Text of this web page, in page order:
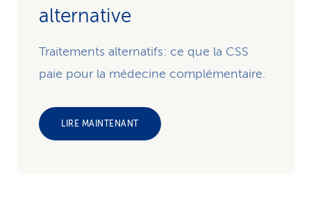
alter­native
Traitements alternatifs: ce que la CSS
paie pour la médecine complémen­taire.
LIRE MAINTENANT